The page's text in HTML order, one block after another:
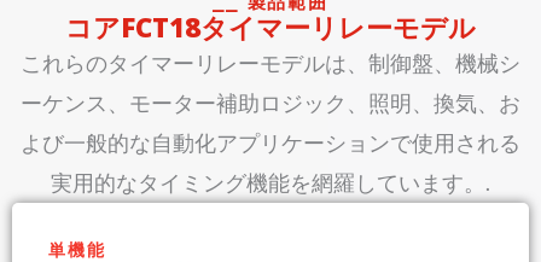
コアFCT18タイマーリレーモデル
これらのタイマーリレーモデルは、制御盤、機械シ
ーケンス、モーター補助ロジック、照明、換気、お
よび一般的な自動化アプリケーションで使用される
実用的なタイミング機能を網羅しています。.
単機能